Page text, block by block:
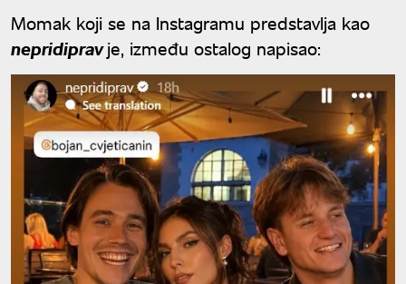
Momak koji se na Instagramu predstavlja kao
nepridipravje, između ostalog napisao: